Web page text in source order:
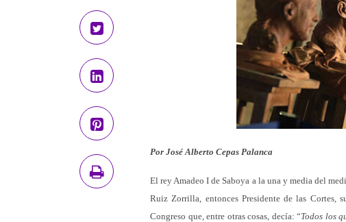
Por José Alberto Cepas Palanca
El rey Amadeo I de Saboya a la una y media del
Ruiz Zorrilla, entonces Presidente de las Cortes,
Congreso que, entre otras cosas, decía: “Todos los